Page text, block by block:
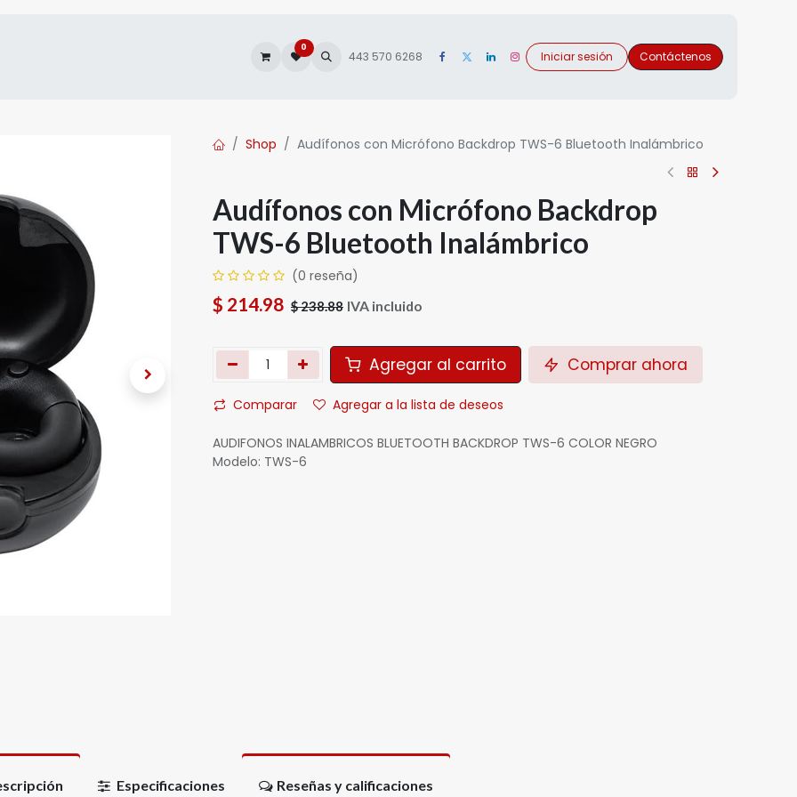
0
443 570 6268 Iniciar sesión Contáctenos
Shop Audífonos con Micrófono Backdrop TWS-6 Bluetooth Inalámbrico
Audífonos con Micrófono Backdrop
TWS-6 Bluetooth Inalámbrico
(0 reseña)
$ 214.98 $238.88 IVA incluido
Agregar al carrito Comprar ahora
Comparar Agregar a la lista de deseos
AUDIFONOS INALAMBRICOS BLUETOOTH BACKDROP TWS-6 COLOR NEGRO
Modelo: TWS-6
Especificaciones Reseñas y calificaciones